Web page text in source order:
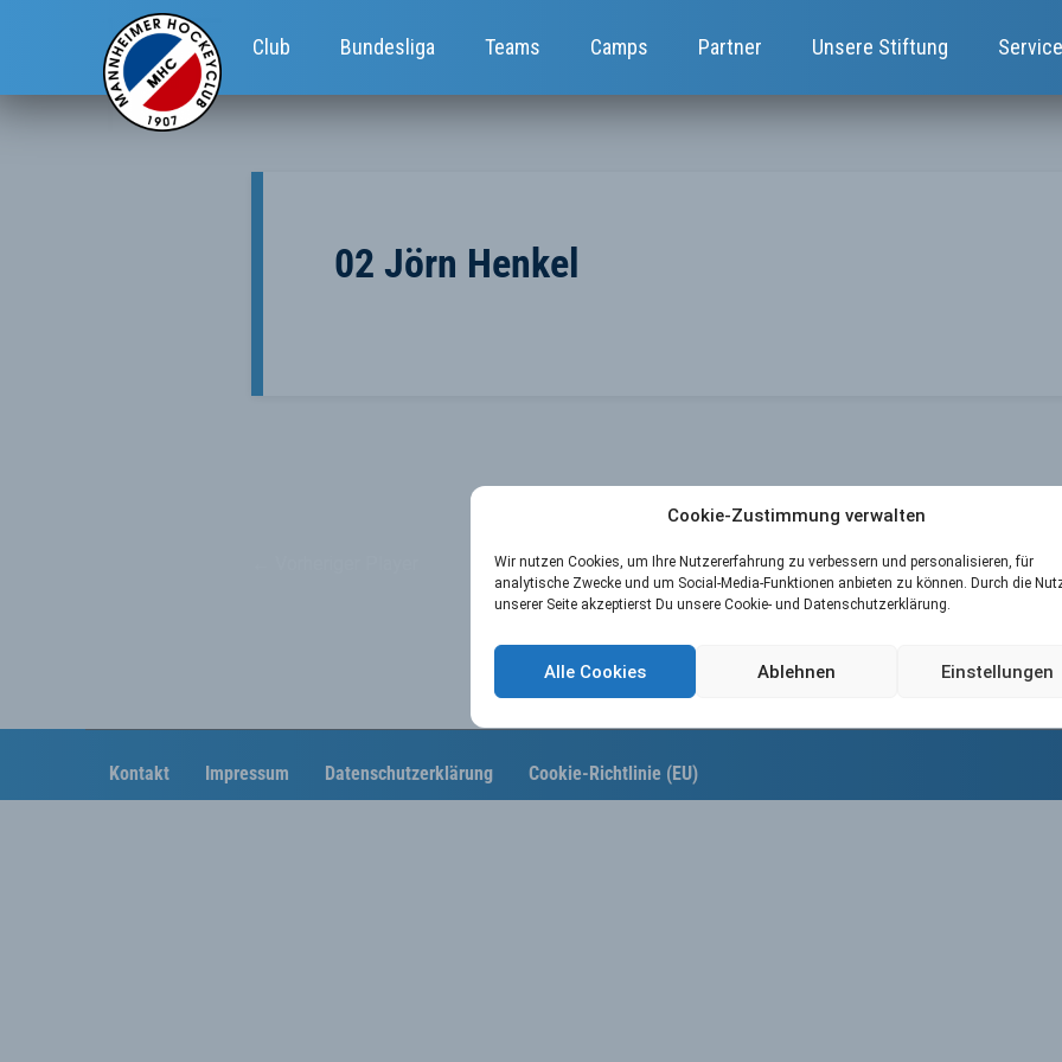
Cookie-Zustimmung verwalten
Wir nutzen Cookies, um Ihre Nutzererfahrung zu verbessern und personalisieren, für
analytische Zwecke und um Social-Media-Funktionen anbieten zu können. Durch die
unserer Seite akzeptierst Du unsere Cookie- und Datenschutzerklärung.
Alle Cookies Ablehnen Einstellungen
Club Bundesliga Teams Camps Partner Unsere Stiftung Service
02 Jörn Henkel
Kontakt Impressum Datenschutzerklärung Cookie-Richtlinie (EU)